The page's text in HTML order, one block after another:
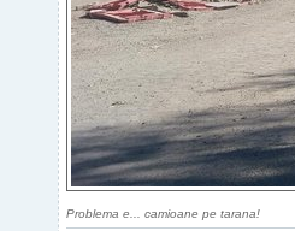
Problema e... camioane pe tarana!